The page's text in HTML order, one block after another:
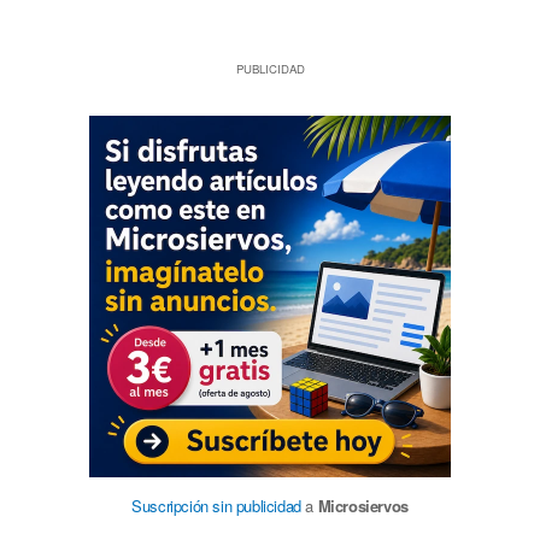
PUBLICIDAD
Suscripción sin publicidada Microsiervos